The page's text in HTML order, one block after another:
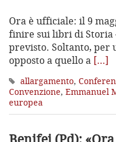
Ora è ufficiale: il 9
finire sui libri di Storia
previsto. Soltanto, per
opposto a quello a […]
allargamento,
Convenzione, Emmanuel
europea